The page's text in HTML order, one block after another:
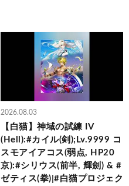
2026.08.03
【白猫】神域の試練 IV
(Hell):#カイル(剣);Lv.9999 コ
スモアイアコス(弱点, HP20
京):#シリウス(前半, 輝劍) & #
ゼティス(拳)|#白猫プロジェク